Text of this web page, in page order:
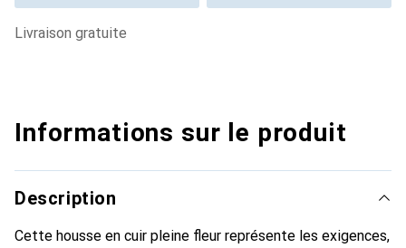
livraison gratuite
Informations sur le produit
Description
Cette housse en cuir pleine fleur représente les exigences,